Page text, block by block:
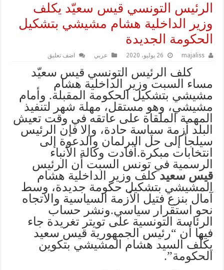
الرئيس التونسي قيس سعيّد يكلف
وزير الداخلية هشام مشيشي بتشكيل
الحكومة الجديدة
majaliss 26 يوليو، 2020 عربي اضف تعليق
كلف الرئيس التونسي قيس سعيّد
مساء السبت وزير الداخلية هشام
مشيشي بتشكيل الحكومة المقبلة. وأمام
مشيشي، وهو مستقل، مهلة شهر لتنفيذ
المهمة الملقاة على عاتقه في وقت تعيش
البلد أزمة سياسة حادة، وإلا فإن الرئيس
سيلجأ إلى حل البرلمان والدعوة إلى
انتخابات مبكرة.أفادت وكالة الأنباء
الرسمية في تونس السبت أن الرئيس
قيس سعيدكلف وزير الداخلية هشام
المشيشي بتشكيل حكومة جديدة، وسط
آمال بنزع فتيل الأزمة السياسية والاتجاه
نحو استقرار سياسي.ونشر حساب
الرئاسة التونسية على تويتر تغريدة جاء
فيها أن “رئيس الجمهورية قيس سعيد
يكلّف السيد هشام المشيشي بتكوين
الحكومة”.